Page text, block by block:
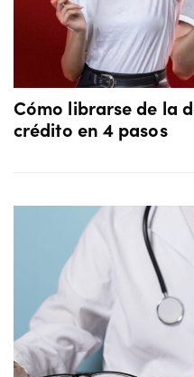
Cómo librarse de la
crédito en 4 pasos